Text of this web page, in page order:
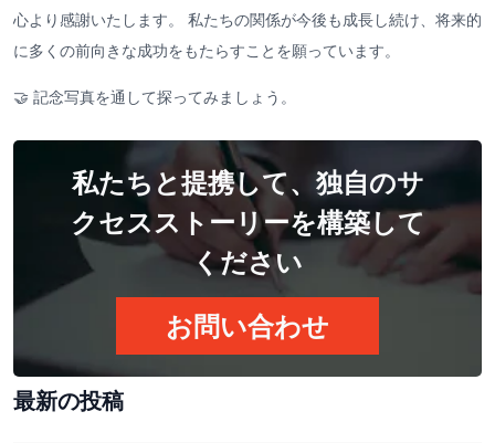
心より感謝いたします。 私たちの関係が今後も成長し続け、将来的
に多くの前向きな成功をもたらすことを願っています。
🤝 記念写真を通して探ってみましょう。
私たちと提携して、独自のサ
クセスストーリーを構築して
ください
お問い合わせ
最新の投稿